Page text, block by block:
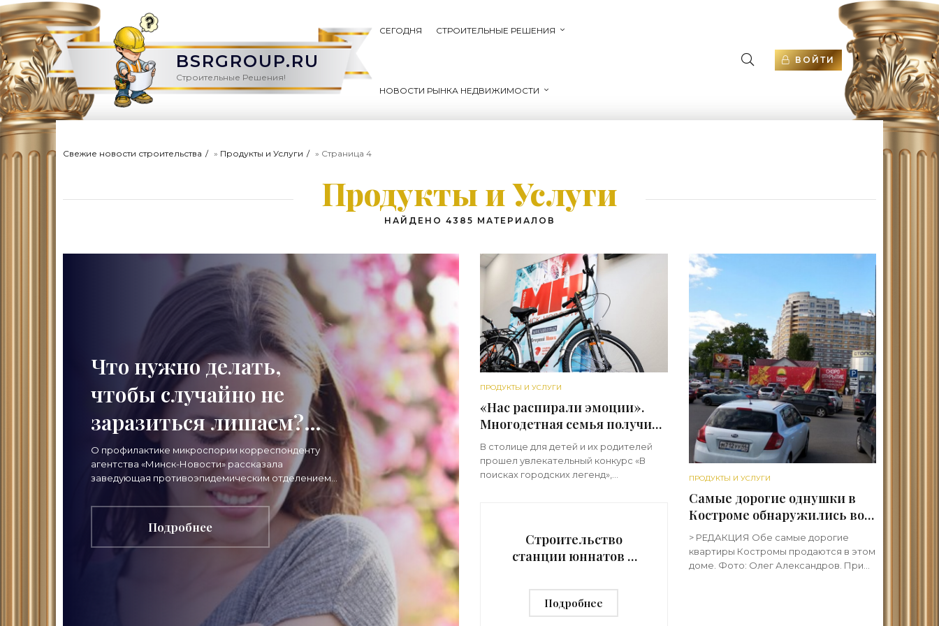
BSRGROUP.RU
Строительные Решения!
СЕГОДНЯ СТРОИТЕЛЬНЫЕ РЕШЕНИЯ
НОВОСТИ РЫНКА НЕДВИЖИМОСТИ
ВОЙТИ
Свежие новости строительства » Продукты и Услуги » Страница 4
Продукты и Услуги
НАЙДЕНО 4385 МАТЕРИАЛОВ
Что нужно делать,
чтобы случайно не
заразиться лишаем?
Рассказала специалист
- «Свежие новости
строительства»
О профилактике микроспории корреспонденту
агентства «Минск-Новости» рассказала
заведующая противоэпидемическим отделением
Минского городского центра гигиены и
эпидемиологии Наталья
Подробнее
ПРОДУКТЫ И УСЛУГИ
«Нас распирали эмоции».
Многодетная семья получила
два классных велосипеда за
победу в конкурсе о Минске -
«Свежие новости
В столице для детей и их родителей
прошел увлекательный конкурс «В
поисках городских легенд»,
ПРОДУКТЫ И УСЛУГИ
Самые дорогие однушки в
Костроме обнаружились во
«Флагмане» -
«Недвижимость»
> РЕДАКЦИЯ Обе самые дорогие
квартиры Костромы продаются в этом
доме. Фото: Олег Александров. При
Строительство
станции юннатов в
появилась слабая
надежда -
Подробнее